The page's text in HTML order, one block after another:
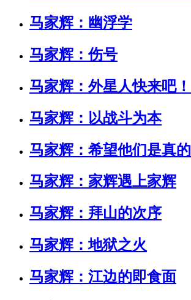
马家辉：幽浮学
马家辉：伤号
马家辉：外星人快来吧！
马家辉：以战斗为本
马家辉：希望他们是真的
马家辉：家辉遇上家辉
马家辉：拜山的次序
马家辉：地狱之火
马家辉：江边的即食面